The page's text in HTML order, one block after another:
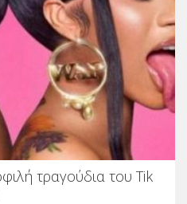
τραγούδια του Tik